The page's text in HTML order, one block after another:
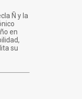
Ñ y la
en
su